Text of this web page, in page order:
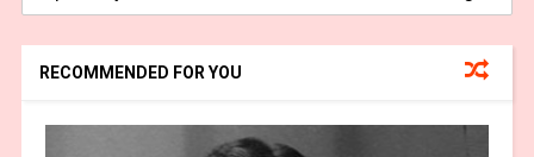
RECOMMENDED FOR YOU